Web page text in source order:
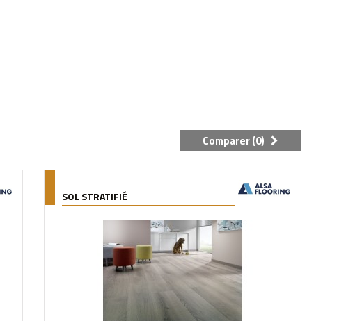
Comparer (0)
SOL STRATIFIÉ